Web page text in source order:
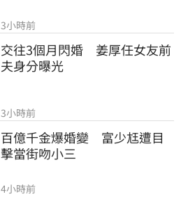
3小時前
交往3個月閃婚　姜厚任女友前
夫身分曝光
3小時前
百億千金爆婚變　富少尪遭目
擊當街吻小三
4小時前